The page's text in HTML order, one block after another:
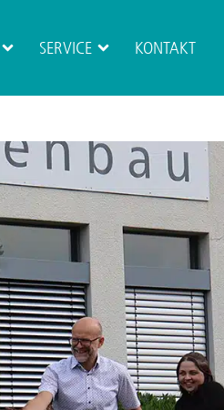
SERVICE KONTAKT